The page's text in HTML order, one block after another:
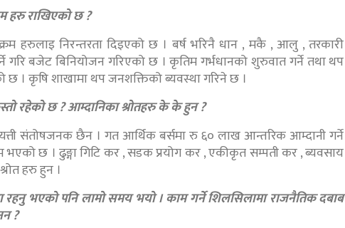
हरु राखिएको छ ?
हरुलाइ निरन्तरता दिइएको छ । बर्ष भरिनै धान , मकै , आलु , तरकारी
बजेट बिनियोजन गरिएको छ । कृतिम गर्भधानको शुरुवात गर्ने तथा थप
छ । कृषि शाखामा थप जनशक्तिको ब्यवस्था गरिने छ ।
रहेको छ ? आम्दानिका श्रोतहरु के के हुन ?
संतोषजनक छैन । गत आर्थिक बर्समा रु ६० लाख आन्तरिक आम्दानी गर्ने
भएको छ । ढुङ्गा गिटि कर , सडक प्रयोग कर , एकीकृत सम्पती कर , ब्यवसाय
हरु हुन ।
रहनु भएको पनि लामो समय भयो । काम गर्ने शिलसिलामा राजनैतिक दबाब
?